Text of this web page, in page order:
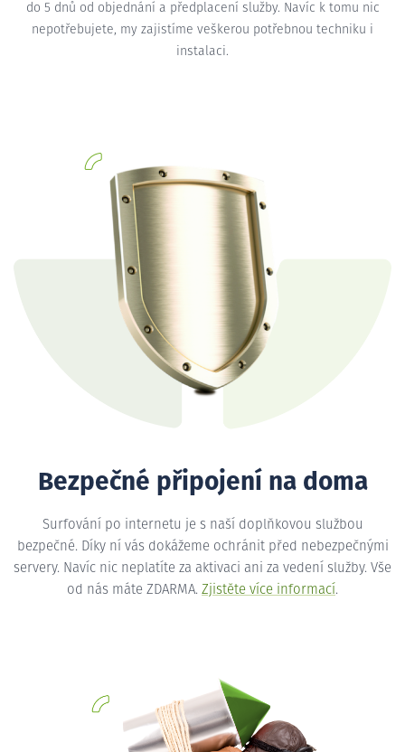
do 5 dnů od objednání a předplacení služby. Navíc k tomu nic
nepotřebujete, my zajistíme veškerou potřebnou techniku i
instalaci.
Bezpečné připojení na doma
Surfování po internetu je s naší doplňkovou službou
bezpečné. Díky ní vás dokážeme ochránit před nebezpečnými
servery. Navíc nic neplatíte za aktivaci ani za vedení služby. Vše
od nás máte ZDARMA. Zjistěte více informací.